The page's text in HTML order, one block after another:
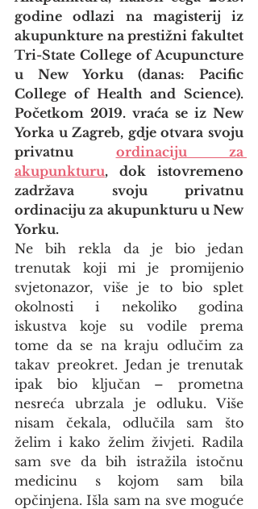
godine odlazi na magisterij iz
akupunkture na prestižni fakultet
Tri-State College of Acupuncture
u New Yorku (danas: Pacific
College of Health and Science).
Početkom 2019. vraća se iz New
Yorka u Zagreb, gdje otvara svoju
privatnu ordinaciju za
akupunkturu, dok istovremeno
zadržava svoju privatnu
ordinaciju za akupunkturu u New
Yorku.
Ne bih rekla da je bio jedan
trenutak koji mi je promijenio
svjetonazor, više je to bio splet
okolnosti i nekoliko godina
iskustva koje su vodile prema
tome da se na kraju odlučim za
takav preokret. Jedan je trenutak
ipak bio ključan – prometna
nesreća ubrzala je odluku. Više
nisam čekala, odlučila sam što
želim i kako želim živjeti. Radila
sam sve da bih istražila istočnu
medicinu s kojom sam bila
opčinjena. Išla sam na sve moguće